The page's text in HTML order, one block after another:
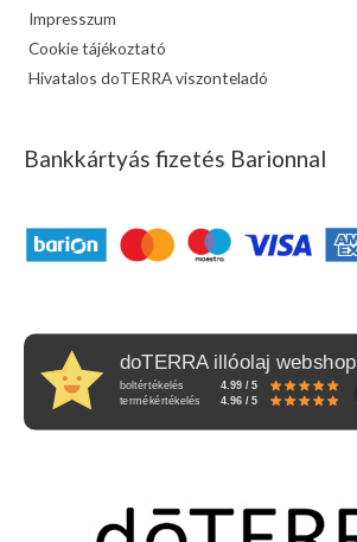
Impresszum
Cookie tájékoztató
Hivatalos doTERRA viszonteladó
Bankkártyás fizetés Barionnal
doTERRA illóolaj webshop
boltértékelés
4.99 / 5
termékértékelés
4.96 / 5